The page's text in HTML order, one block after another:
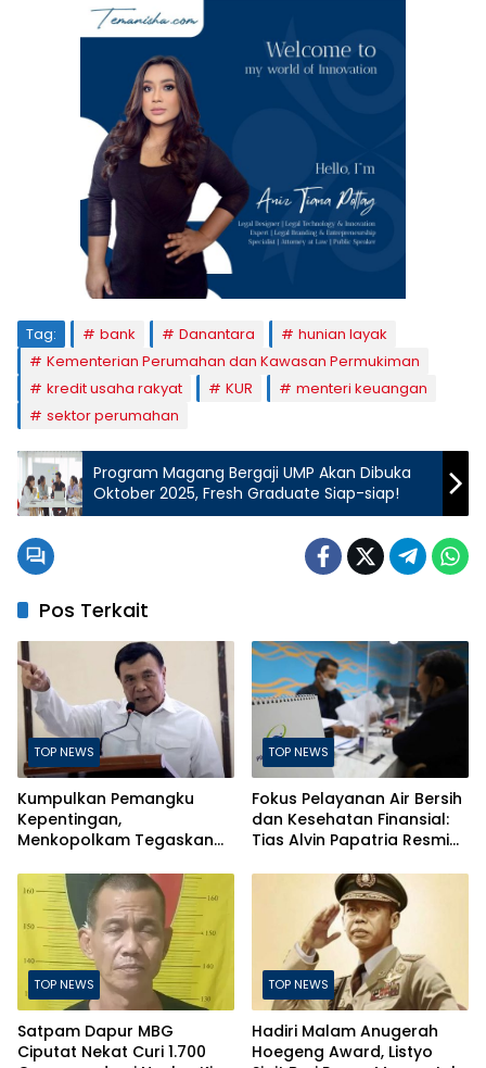
Tag: bank Danantara
hunian layak
Kementerian Perumahan dan Kawasan Permukiman
kredit usaha rakyat
KUR
menteri keuangan
sektor perumahan
Program Magang Bergaji UMP Akan Dibuka
Oktober 2025, Fresh Graduate Siap-siap!
Pos Terkait
TOP NEWS
Kumpulkan Pemangku
Kepentingan,
Menkopolkam Tegaskan
Terkendali
TOP NEWS
Fokus Pelayanan Air Bersih
dan Kesehatan Finansial:
Tias Alvin Papatria Resmi
Minum Surabaya
TOP NEWS
Satpam Dapur MBG
Ciputat Nekat Curi 1.700
TOP NEWS
Hadiri Malam Anugerah
Hoegeng Award, Listyo